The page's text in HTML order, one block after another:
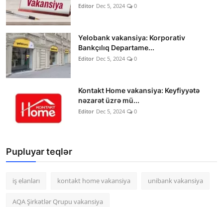
Editor Dec 5, 2024 0
Yelobank vakansiya: Korporativ
Bankçılıq Departame...
Editor Dec 5, 2024 0
Kontakt Home vakansiya: Keyfiyyətə
nəzarət üzrə mü...
Editor Dec 5, 2024 0
Pupluyar teqlər
iş elanları kontakt home vakansiya unibank vakansiya
AQA Şirkətlər Qrupu vakansiya